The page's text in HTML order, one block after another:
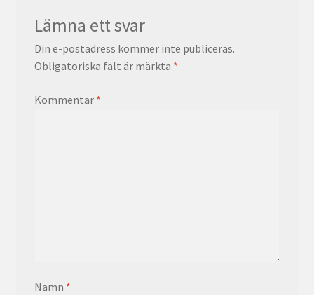
Lämna ett svar
Din e-postadress kommer inte publiceras.
Obligatoriska fält är märkta *
Kommentar *
Namn *